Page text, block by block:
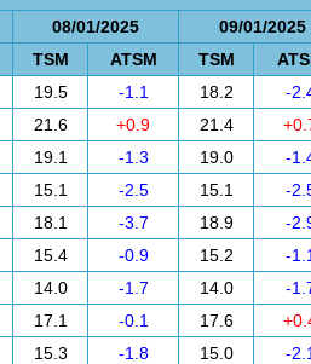
08/01/2025
09/01/2025
TSM ATSM TSM
19.5 -1.1 18.2
-
21.6 +0.9 21.4
19.1 -1.3 19.0
-
15.1 -2.5 15.1
-
18.1 -3.7 18.9
-
15.4 -0.9 15.2
-1.1
14.0 -1.7 14.0
-
17.1 -0.1 17.6
15.3 -1.8 15.0 -2.1